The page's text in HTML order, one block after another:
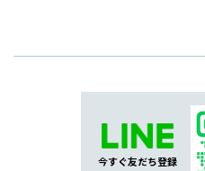
今すぐ友だち登録